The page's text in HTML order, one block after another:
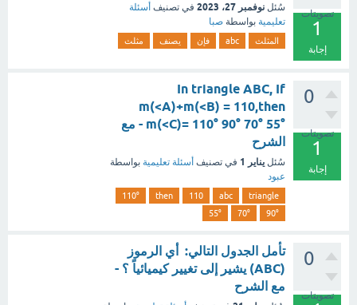
تصويتات
1
إجابة
سُئل نوفمبر 27، 2023 في تصنيف أسئلة
تعليمية بواسطة صبا
المثلث abc فإن يصنف مثلث
0
تصويتات
1
إجابة
In triangle ABC, If
m(<A)+m(<B) = 110,then
m(<C)= 110° 90° 70° 55° - مع
الشرح
سُئل يناير 1 في تصنيف أسئلة تعليمية بواسطة
عبود
triangle
abc
110
then
110°
90°
70°
55°
0
تصويتات
تأمل الجدول التالي: أي الرموز
(ABC) يشير إلى تغيير كيميائياً ؟ -
مع الشرح